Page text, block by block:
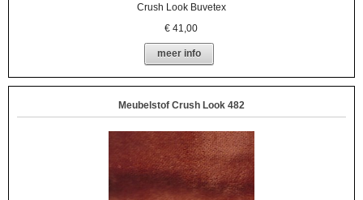
Crush Look Buvetex
€41,00
meer info
Meubelstof Crush Look 482